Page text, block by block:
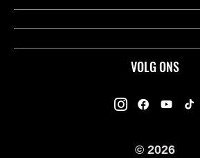
VOLG ONS
Dealers
K-Care Fabrieksgarantie
Gebruikershandleidingen
Contact
© 2026